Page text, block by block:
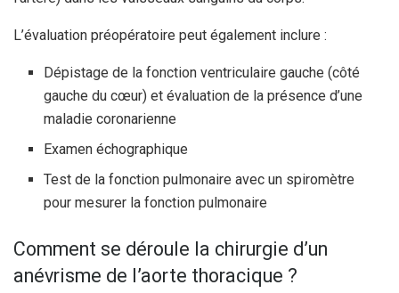
L’évaluation préopératoire peut également inclure :
Dépistage de la fonction ventriculaire gauche (côté
gauche du cœur) et évaluation de la présence d’une
maladie coronarienne
Examen échographique
Test de la fonction pulmonaire avec un spiromètre
pour mesurer la fonction pulmonaire
Comment se déroule la chirurgie d’un
anévrisme de l’aorte thoracique ?